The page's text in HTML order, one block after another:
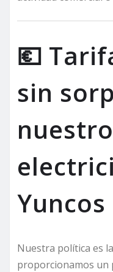
💶
sin
nuestro
Yuncos
Nuestra política es
proporcionamos un